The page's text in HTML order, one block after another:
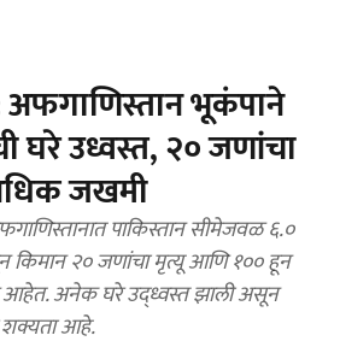
भूकंपाने
घरे उध्वस्त, २० जणांचा
जखमी
पाकिस्तान सीमेजवळ ६.०
किमान २० जणांचा मृत्यू आणि १०० हून
अनेक घरे उद्ध्वस्त झाली असून
शक्यता आहे.